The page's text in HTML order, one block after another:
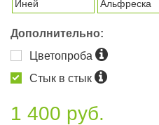
Иней Альфреска
Дополнительно:
Цветопроба
Стык в стык
1 400 руб.